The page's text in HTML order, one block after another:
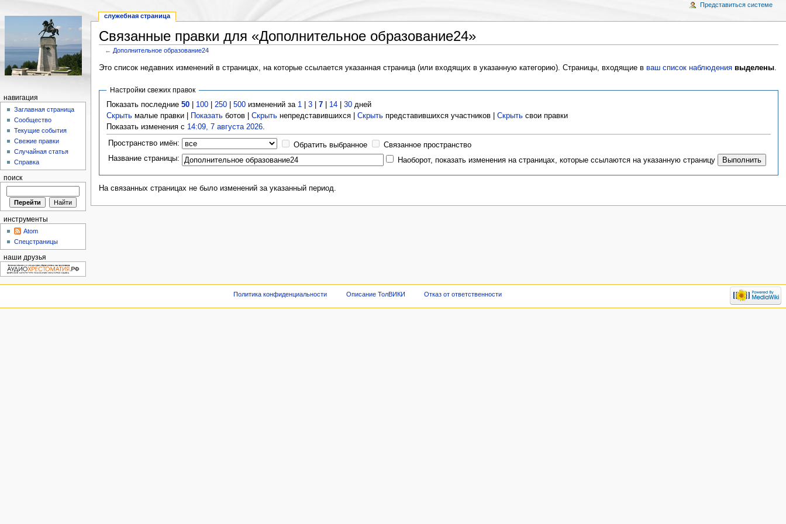
Связанные правки для «Дополнительное образование24»
← Дополнительное образование24
Это список недавних изменений в страницах, на которые ссылается указанная страница (или входящих в указанную категорию). Страницы, входящие в ваш список наблюдения выделены.
Настройки свежих правок
Показать последние50 100 250 |500 изменений за 1 |3 |7 14 |30 дней
Скрыть малые правки | Показать ботов |Скрыть непредставившихся |Скрыть представившихся участников |Скрыть свои правки
Показать изменения с 14:09, 7 августа 2026
Пространство имён: Обратить выбранное
Связанное пространство
Название страницы:
Наоборот, показать изменения на страницах, которые ссылаются на указанную страницу
На связанных страницах не было изменений за указанный период.
служебная страница
Представиться системе
навигация
Заглавная страница
Сообщество
Текущие события
Свежие правки
Случайная статья
Справка
поиск
инструменты
Atom
Спецстраницы
наши друзья
Политика конфиденциальности Описание ТолВИКИ Отказ от ответственности